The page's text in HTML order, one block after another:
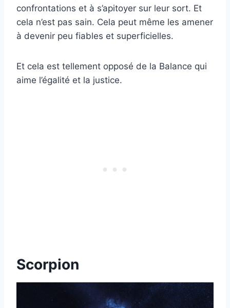
confrontations et à s’apitoyer sur leur sort. Et
cela n’est pas sain. Cela peut même les amener
à devenir peu fiables et superficielles.
Et cela est tellement opposé de la Balance qui
aime l’égalité et la justice.
Scorpion